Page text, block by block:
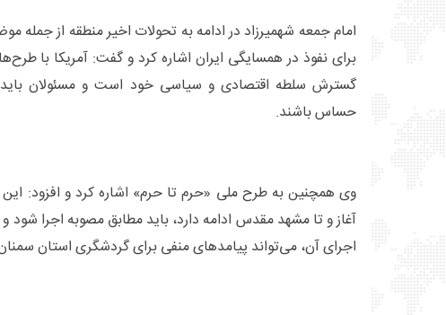
امام جمعه شهمیرزاد در ادامه به تحولات اخیر منطقه از جمله
برای نفوذ در همسایگی ایران اشاره کرد و گفت: آمریکا با
گسترش سلطه اقتصادی و سیاسی خود است و مسئولان
حساس باشند.
وی همچنین به طرح ملی «حرم تا حرم» اشاره کرد و افزود:
آغاز و تا مشهد مقدس ادامه دارد، باید مطابق مصوبه اجرا شود و
اجرای آن، می‌تواند پیامدهای منفی برای گردشگری استان